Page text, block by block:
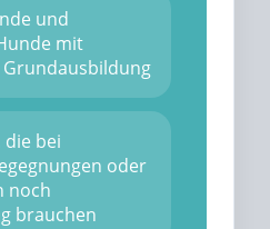
und
mit
bei
oder
noch
brauchen